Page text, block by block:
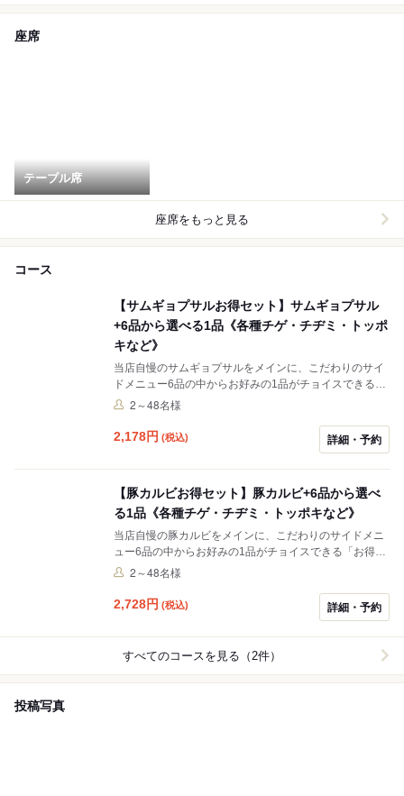
座席
テーブル席
座席をもっと見る
コース
【サムギョプサルお得セット】サムギョプサル
+6品から選べる1品《各種チゲ・チヂミ・トッポ
キなど》
当店自慢のサムギョプサルをメインに、こだわりのサイ
ドメニュー6品の中からお好みの1品がチョイスできる
「お得セット」♪2名様からご利用いただけますので、デ
たお肉は追加注文も可能！肉厚でジューシーなお肉を存
2～48名様
2,178円 (税込) 詳細・予約
【豚カルビお得セット】豚カルビ+6品から選べ
る1品《各種チゲ・チヂミ・トッポキなど》
当店自慢の豚カルビをメインに、こだわりのサイドメニ
ュー6品の中からお好みの1品がチョイスできる「お得セ
ット」♪2名様からご利用いただけますので、デートや女
追加注文も可能！肉厚でジューシーなお肉を存分にお楽
2～48名様
2,728円 (税込) 詳細・予約
すべてのコースを見る（2件）
投稿写真